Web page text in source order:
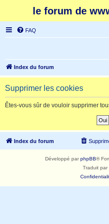
le forum de
FAQ
Index du forum
Supprimer les cookies
Êtes-vous sûr de vouloir supprimer
Index du forum
Développé parphpBB®
Traduit par